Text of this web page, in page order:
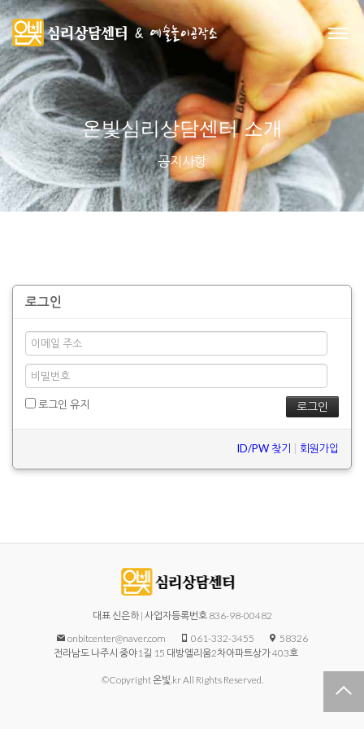
온빛심리상담센터 소개
공지사항
로그인
로그인 유지
ID/PW 찾기 회원가입
대표 신은하 | 사업자등록번호 836-98-00482
onbitcenter@naver.com
061-332-3455
58326
전라남도 나주시 중야1길 15 대방엘리움2차아파트상가 403호
©Copyright 온빛.kr All Rights Reserved.